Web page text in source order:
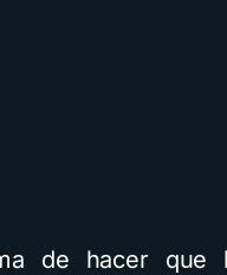
de hacer que